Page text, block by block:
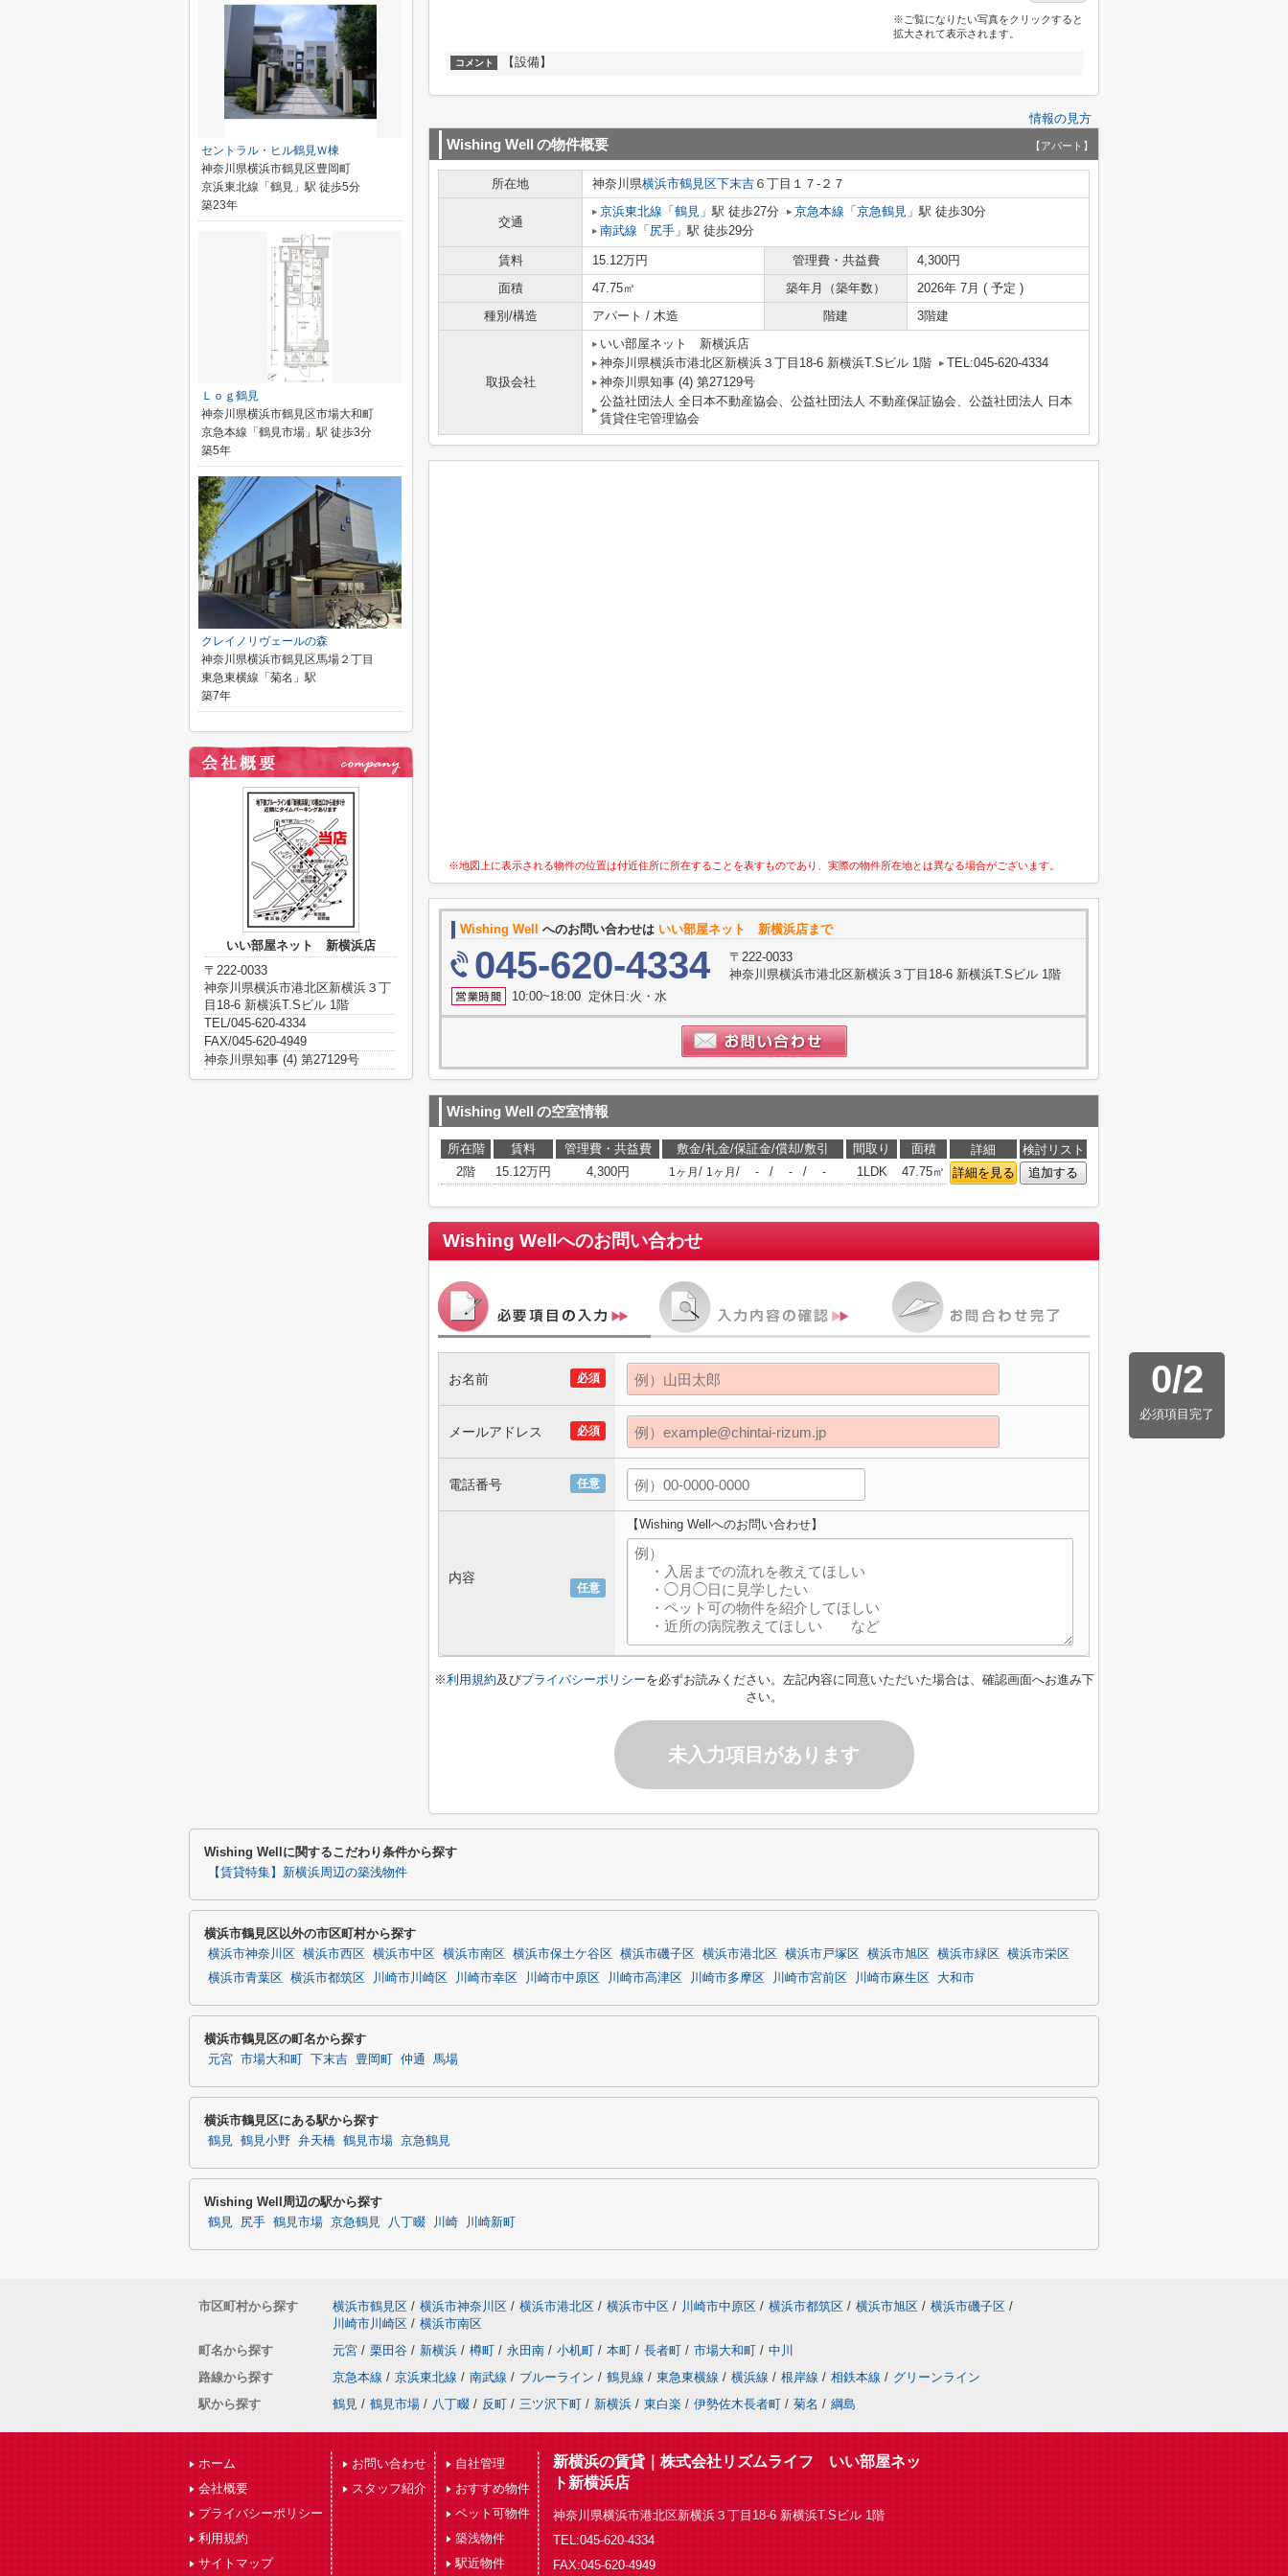
※ご覧になりたい写真をクリックすると
拡大されて表示されます。
コメント 【設備】
情報の見方
Wishing Well の物件概要 【アパート】
所在地 神奈川県横浜市鶴見区下末吉 ６丁目１７-２７
交通
京浜東北線 「 鶴見 」駅 徒歩27分 京急本線 「 京急鶴見 」駅 徒歩30分
南武線 「 尻手 」駅 徒歩29分
賃料 15.12万円 管理費・共益費
4,300円
面積
47.75㎡ 築年月（築年数）
2026年 7月 ( 予定 )
種別/構造
アパート / 木造 階建 3階建
取扱会社
いい部屋ネット 新横浜店
神奈川県横浜市港北区新横浜３丁目18-6 新横浜T.Sビル 1階
TEL:045-620-4334
神奈川県知事 (4) 第27129号
公益社団法人 全日本不動産協会、公益社団法人 不動産保証協会、公益社団法人 日本
賃貸住宅管理協会
※地図上に表示される物件の位置は付近住所に所在することを表すものであり、実際の物件所在地とは異なる場合がございます。
Wishing Well へのお問い合わせは いい部屋ネット 新横浜店まで
045-620-4334
〒222-0033
神奈川県横浜市港北区新横浜３丁目18-6 新横浜T.Sビル 1階
10:00~18:00 定休日:火・水
Wishing Well の空室情報
所在階 賃料 管理費・共益費 敷金/礼金/保証金/償却/敷引 間取り 面積 詳細
検討リスト
2階
15.12万円 4,300円 1ヶ月 / 1ヶ月 / - / - / - 1LDK 47.75㎡ 詳細を見る 追加する
Wishing Well へのお問い合わせ
0/2
必須項目完了
必須
お名前
必須
メールアドレス
任意
電話番号
任意
内容
【Wishing Wellへのお問い合わせ】
※利用規約及びプライバシーポリシーを必ずお読みください。左記内容に同意いただいた場合は、確認画面へお進み下
さい。
未入力項目があります
セントラル・ヒル鶴見Ｗ棟
神奈川県横浜市鶴見区豊岡町
京浜東北線「鶴見」駅 徒歩5分
築23年
Ｌｏｇ鶴見
神奈川県横浜市鶴見区市場大和町
京急本線「鶴見市場」駅 徒歩3分
築5年
クレイノリヴェールの森
神奈川県横浜市鶴見区馬場２丁目
東急東横線「菊名」駅
築7年
いい部屋ネット 新横浜店
〒222-0033
神奈川県横浜市港北区新横浜３丁
目18-6 新横浜T.Sビル 1階
TEL/045-620-4334
FAX/045-620-4949
神奈川県知事 (4) 第27129号
Wishing Wellに関するこだわり条件から探す
【賃貸特集】新横浜周辺の築浅物件
横浜市鶴見区以外の市区町村から探す
横浜市神奈川区 横浜市西区 横浜市中区 横浜市南区 横浜市保土ケ谷区 横浜市磯子区 横浜市港北区 横浜市戸塚区 横浜市旭区 横浜市緑区
横浜市栄区
横浜市青葉区
横浜市都筑区 川崎市川崎区 川崎市幸区 川崎市中原区 川崎市高津区 川崎市多摩区 川崎市宮前区 川崎市麻生区 大和市
横浜市鶴見区の町名から探す
元宮 市場大和町 下末吉 豊岡町 仲通 馬場
横浜市鶴見区にある駅から探す
鶴見 鶴見小野 弁天橋 鶴見市場 京急鶴見
Wishing Well周辺の駅から探す
鶴見 尻手 鶴見市場 京急鶴見 八丁畷 川崎 川崎新町
市区町村から探す 横浜市鶴見区 / 横浜市神奈川区 / 横浜市港北区 / 横浜市中区 / 川崎市中原区 / 横浜市都筑区 / 横浜市旭区 / 横浜市磯子区 /
川崎市川崎区 / 横浜市南区
町名から探す
元宮 / 栗田谷 / 新横浜 / 樽町 / 永田南 / 小机町 / 本町 / 長者町 / 市場大和町 / 中川
路線から探す
京急本線 / 京浜東北線 / 南武線 / ブルーライン / 鶴見線 / 東急東横線 / 横浜線 / 根岸線 / 相鉄本線 / グリーンライン
駅から探す
鶴見 / 鶴見市場 / 八丁畷 / 反町 / 三ツ沢下町 / 新横浜 / 東白楽 / 伊勢佐木長者町 / 菊名 / 綱島
ホーム
会社概要
プライバシーポリシー
利用規約
サイトマップ
お問い合わせ
スタッフ紹介
自社管理
おすすめ物件
ペット可物件
築浅物件
駅近物件
新横浜の賃貸｜株式会社リズムライフ いい部屋ネッ
ト新横浜店
神奈川県横浜市港北区新横浜３丁目18-6 新横浜T.Sビル 1階
TEL:045-620-4334
FAX:045-620-4949